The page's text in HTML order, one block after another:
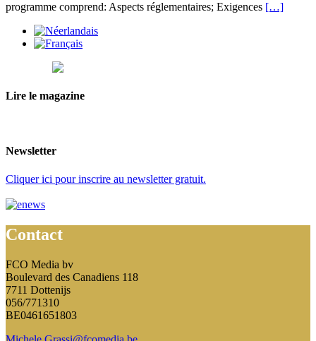
programme comprend: Aspects réglementaires; Exigences […]
Lire le magazine
Newsletter
Cliquer ici pour inscrire au newsletter gratuit.
Contact
FCO Media bv
Boulevard des Canadiens 118
7711 Dottenijs
056/771310
BE0461651803